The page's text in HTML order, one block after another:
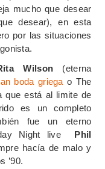
mucho que desear
desear), en esta
por las situaciones
Wilson (eterna
boda griega o The
que está al limite de
es un completo
fue un eterno
Night live Phil
hacía de malo y
’90.